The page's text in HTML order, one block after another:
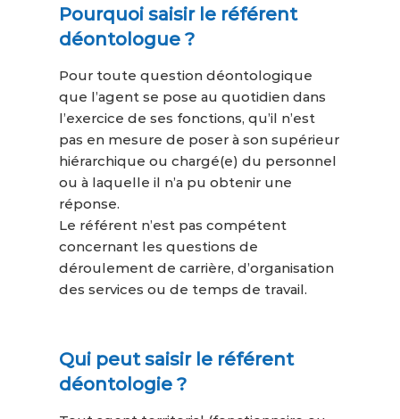
Pourquoi saisir le référent
déontologue ?
Pour toute question déontologique
que l’agent se pose au quotidien dans
l’exercice de ses fonctions, qu’il n’est
pas en mesure de poser à son supérieur
hiérarchique ou chargé(e) du personnel
ou à laquelle il n’a pu obtenir une
réponse.
Le référent n’est pas compétent
concernant les questions de
déroulement de carrière, d’organisation
des services ou de temps de travail.
Qui peut saisir le référent
déontologie ?